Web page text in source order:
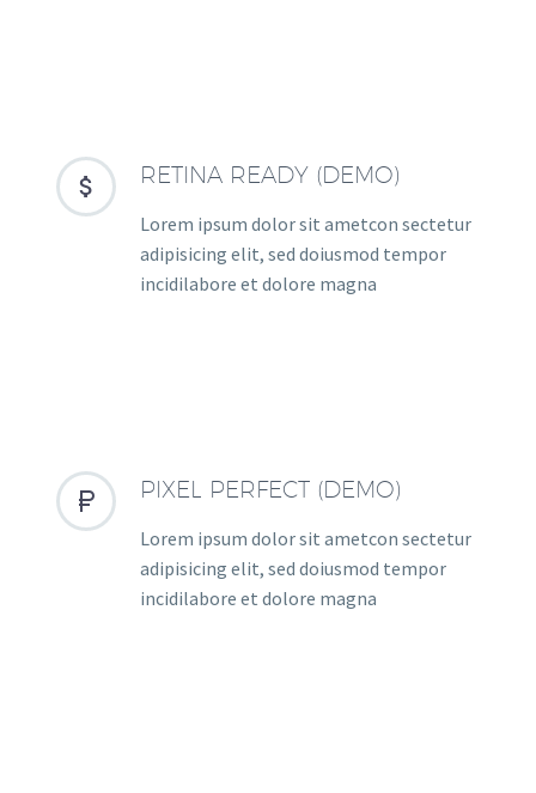

 RETINA READY (DEMO)
Lorem ipsum dolor sit ametcon sectetur
adipisicing elit, sed doiusmod tempor
incidilabore et dolore magna

 PIXEL PERFECT (DEMO)
Lorem ipsum dolor sit ametcon sectetur
adipisicing elit, sed doiusmod tempor
incidilabore et dolore magna